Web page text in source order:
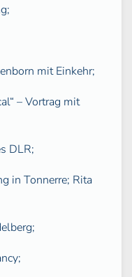
mit Einkehr;
– Vortrag mit
DLR;
in Tonnerre; Rita